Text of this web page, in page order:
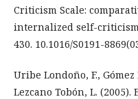
Criticism Scale:
internalized self-
430. 10.1016/S0191-
Uribe Londoño, F.,
Lezcano Tobón, L.